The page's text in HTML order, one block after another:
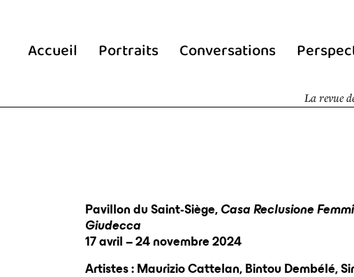
Accueil Portraits Conversations
La revue
Pavillon du Saint-Siège, Casa Reclusione
Giudecca
17 avril – 24 novembre 2024
Artistes : Maurizio Cattelan, Bintou Dembélé,